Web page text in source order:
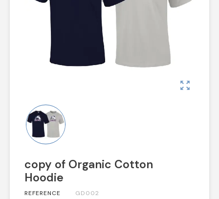
zoom_out_map
copy of Organic Cotton
Hoodie
REFERENCE GD002